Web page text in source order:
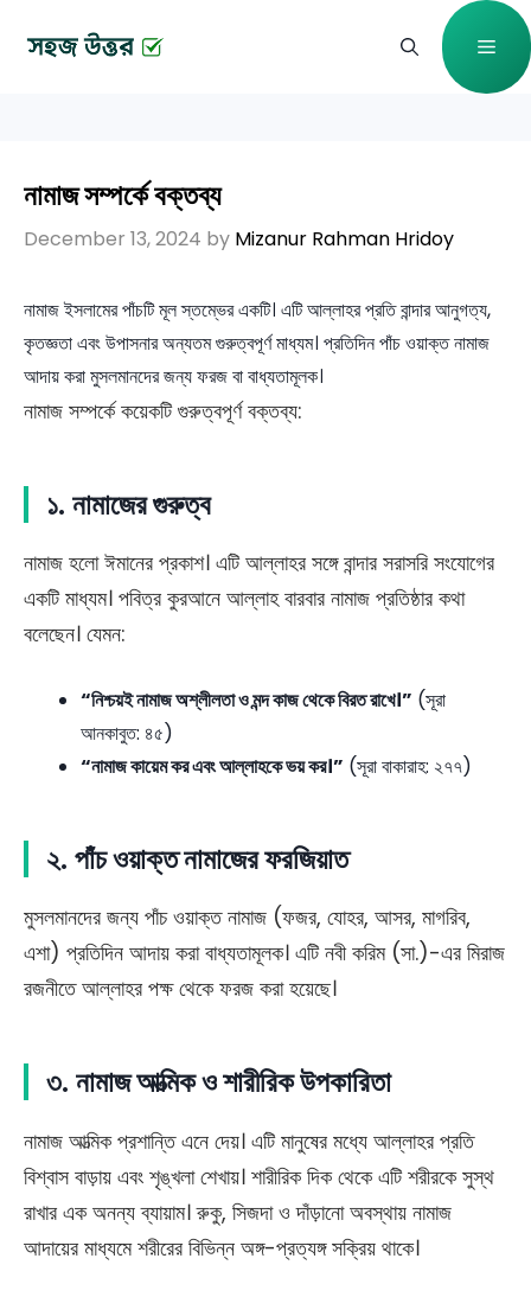
নামাজ সম্পর্কে বক্তব্য
December 13, 2024 by Mizanur Rahman Hridoy
নামাজ ইসলামের পাঁচটি মূল স্তম্ভের একটি। এটি আল্লাহর প্রতি বান্দার আনুগত্য,
কৃতজ্ঞতা এবং উপাসনার অন্যতম গুরুত্বপূর্ণ মাধ্যম। প্রতিদিন পাঁচ ওয়াক্ত নামাজ
আদায় করা মুসলমানদের জন্য ফরজ বা বাধ্যতামূলক।
নামাজ সম্পর্কে কয়েকটি গুরুত্বপূর্ণ বক্তব্য:
১. নামাজের গুরুত্ব
নামাজ হলো ঈমানের প্রকাশ। এটি আল্লাহর সঙ্গে বান্দার সরাসরি সংযোগের
একটি মাধ্যম। পবিত্র কুরআনে আল্লাহ বারবার নামাজ প্রতিষ্ঠার কথা
বলেছেন। যেমন:
“নিশ্চয়ই নামাজ অশ্লীলতা ও মন্দ কাজ থেকে বিরত রাখে।” (সূরা
আনকাবুত: ৪৫)
“নামাজ কায়েম কর এবং আল্লাহকে ভয় কর।” (সূরা বাকারাহ: ২৭৭)
২. পাঁচ ওয়াক্ত নামাজের ফরজিয়াত
মুসলমানদের জন্য পাঁচ ওয়াক্ত নামাজ (ফজর, যোহর, আসর, মাগরিব,
এশা) প্রতিদিন আদায় করা বাধ্যতামূলক। এটি নবী করিম (সা.)-এর মিরাজ
রজনীতে আল্লাহর পক্ষ থেকে ফরজ করা হয়েছে।
৩. নামাজ আত্মিক ও শারীরিক উপকারিতা
নামাজ আত্মিক প্রশান্তি এনে দেয়। এটি মানুষের মধ্যে আল্লাহর প্রতি
বিশ্বাস বাড়ায় এবং শৃঙ্খলা শেখায়। শারীরিক দিক থেকে এটি শরীরকে সুস্থ
রাখার এক অনন্য ব্যায়াম। রুকু, সিজদা ও দাঁড়ানো অবস্থায় নামাজ
আদায়ের মাধ্যমে শরীরের বিভিন্ন অঙ্গ-প্রত্যঙ্গ সক্রিয় থাকে।